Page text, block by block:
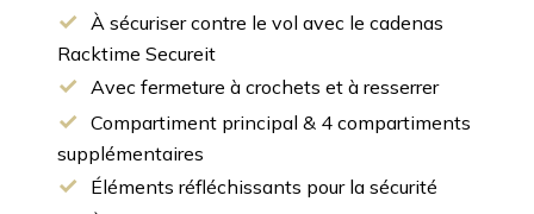
À sécuriser contre le vol avec le cadenas
Racktime Secureit
Avec fermeture à crochets et à resserrer
Compartiment principal & 4 compartiments
supplémentaires
Éléments réfléchissants pour la sécurité